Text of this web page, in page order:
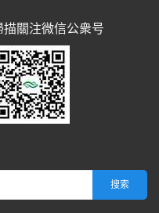
描關注微信公衆号